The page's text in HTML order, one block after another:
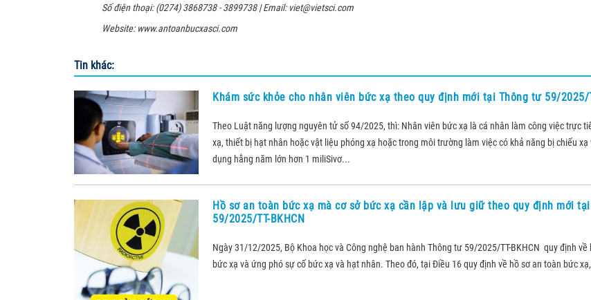
Số điện thoại: (0274) 3868738 - 3899738 | Email: viet@vietsci.com
Website: www.antoanbucxasci.com
Tin khác:
Khám sức khỏe cho nhân viên bức xạ theo quy định mới tại Thông tư 59/2025/
Theo Luật năng lượng nguyên tử số 94/2025, thì: Nhân viên bức xạ là cá nhân làm công việc trực
xạ, thiết bị hạt nhân hoặc vật liệu phóng xạ hoặc trong môi trường làm việc có khả năng bị chiếu
dụng hằng năm lớn hơn 1 miliSivơ...
Hồ sơ an toàn bức xạ mà cơ sở bức xạ cần lập và lưu giữ theo quy định mới
59/2025/TT-BKHCN
Ngày 31/12/2025, Bộ Khoa học và Công nghệ ban hành Thông tư 59/2025/TT-BKHCN quy định về
bức xạ và ứng phó sự cố bức xạ và hạt nhân. Theo đó, tại Điều 16 quy định về hồ sơ an toàn bức